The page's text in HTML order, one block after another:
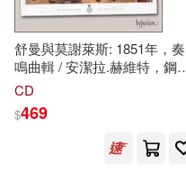
JoAnn Early(143)
Publishing(143)
Chronicle Books
Simon & Schuster
Addison-Wesley(55)
舒曼與莫謝萊斯: 1851年，奏
鳴曲輯 / 安潔拉.赫維特，鋼
(Schumann & Moscheles:1851
Connie Shih)
CD
$469